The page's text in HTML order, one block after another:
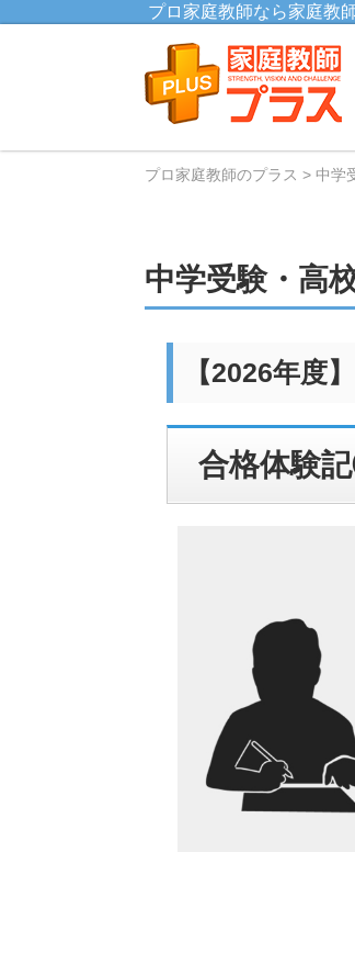
プロ家庭教師なら家庭教
プロ家庭教師のプラス 中学
中学受験・高
【2026年度
合格体験